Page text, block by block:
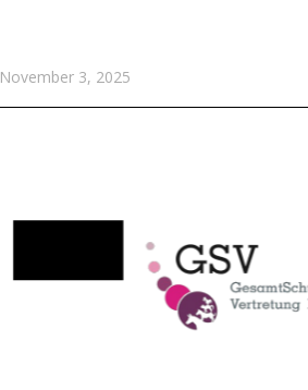
November 3, 2025